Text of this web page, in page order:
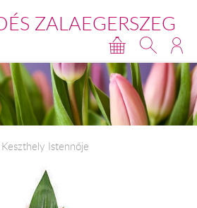
ZALAEGERSZEG
Keszthely Istennője